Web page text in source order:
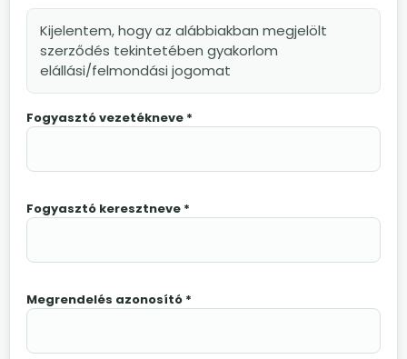
Kijelentem, hogy az alábbiakban megjelölt
szerződés tekintetében gyakorlom
elállási/felmondási jogomat
Fogyasztó vezetékneve *
Fogyasztó keresztneve *
Megrendelés azonosító *